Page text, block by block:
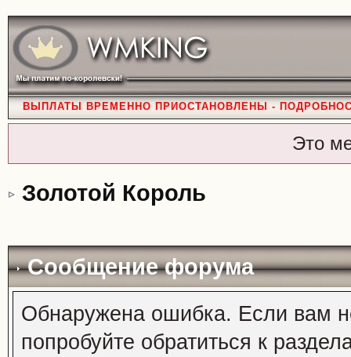
ВЫПЛАТЫ ВРЕМЕННО ПРИОСТАНОВЛЕНЫ -
Это
Золотой Король
Сообщение форума
Обнаружена ошибка. Если вам
попробуйте обратиться к